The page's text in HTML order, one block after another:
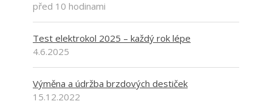
před 10 hodinami
Test elektrokol 2025 – každý rok lépe
4.6.2025
Výměna a údržba brzdových destiček
15.12.2022